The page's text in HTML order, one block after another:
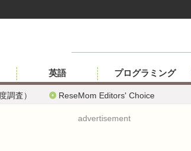
調査） ReseMom Editors' Choice
英語 プログラミング
advertisement